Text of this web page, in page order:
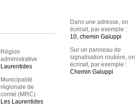
Région
administrative
Laurentides
Municipalité
régionale de
comté (MRC)
Les Laurentides
Dans une adresse, on
écrirait, par exemple :
10, chemin Galuppi
Sur un panneau de
signalisation routière, on
écrirait, par exemple :
Chemin Galuppi